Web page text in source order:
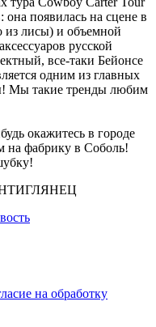
появилась на сцене в
из лисы) и объемной
русской
все-таки Бейонсе
одним из главных
Мы такие тренды любим
окажитесь в городе
на фабрику в Соболь!
АНТИГЛЯНЕЦ
на обработку